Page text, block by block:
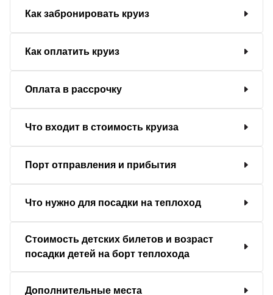
Как забронировать круиз
Как оплатить круиз
Оплата в рассрочку
Что входит в стоимость круиза
Порт отправления и прибытия
Что нужно для посадки на теплоход
Стоимость детских билетов и возраст
посадки детей на борт теплохода
Дополнительные места